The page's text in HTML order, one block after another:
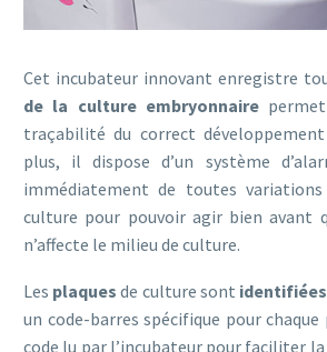
Cet incubateur innovant enregistre
de la culture embryonnaire
traçabilité du correct
plus, il dispose d’un système
immédiatement de toutes
culture pour pouvoir agir bien avant
n’affecte le milieu de culture.
Les plaques de culture sont identifiées
un code-barres spécifique pour
code lu par l’incubateur pour faciliter la